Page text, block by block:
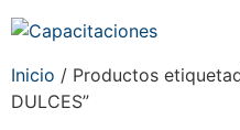
Inicio / Productos
DULCES”